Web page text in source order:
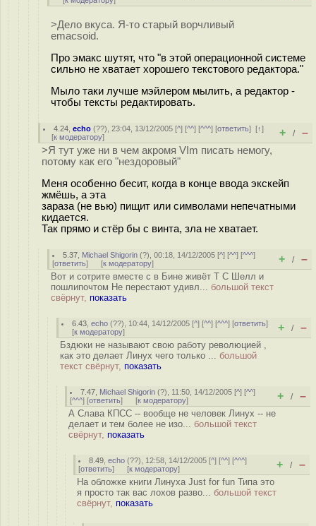
>Дело вкуса. Я-то старый ворчливый
emacsoid.
Про эмакс шутят, что "в этой операционной системе
сильно не хватает хорошего текстового редактора."
Мыло таки лучше мэйлером мылить, а редактор -
чтобы тексты редактировать.
4.24 ,echo (??), 23:04, 13/12/2005 [^] [^^] [^^^] [ответить][↑]
[к модератору] + / –
>Я тут уже ни в чем акромя VIm писать немогу,
потому как его "нездоровый"
Меня особенно бесит, когда в конце ввода экскейп
жмёшь, а эта
зараза (не вью) пищит или символами непечатными
кидается.
Так прямо и стёр бы с винта, зла не хватает.
5.37 Michael Shigorin (?), 00:18, 14/12/2005 [^] [^^] [^^^]
[ответить] [к модератору] + / –
Вот и сотрите вместе с в Бине живёт Т С Шелл и
пошлипочтом Не перестают удивл... большой текст
свёрнут, показать
6.43 ,echo (??), 10:44, 14/12/2005 [^] [^^] [^^^] [ответить]
[к модератору] + / –
Бздюки не называют свою работу революцией ,
как это делает Линух чего только ... большой
текст свёрнут, показать
7.47 Michael Shigorin (?), 11:50, 14/12/2005 [^] [^^]
[^^^] [ответить] [к модератору] + / –
А Слава КПСС -- вообще не человек Линух -- не
делает и тем более не изо... большой текст
свёрнут, показать
8.49 ,echo (??), 12:58, 14/12/2005 [^] [^^] [^^^]
[ответить] [к модератору] + / –
На обложке книги Линуха Just for fun Типа это
я просто так вас лохов разво... большой текст
свёрнут, показать